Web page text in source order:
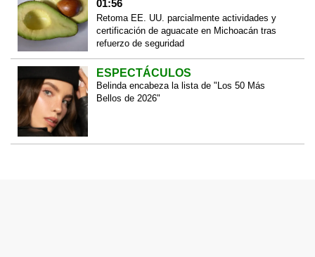
01:56
Retoma EE. UU. parcialmente actividades y
certificación de aguacate en Michoacán tras
refuerzo de seguridad
ESPECTÁCULOS
Belinda encabeza la lista de "Los 50 Más
Bellos de 2026"